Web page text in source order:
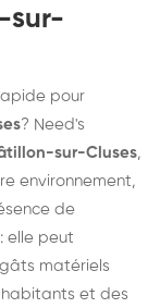
sur-
pour
? Need's
sur-Cluses,
environnement,
de
elle peut
matériels
et des